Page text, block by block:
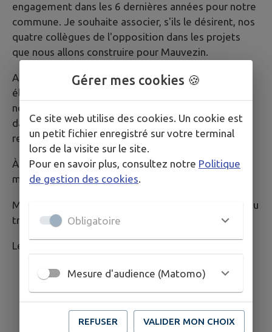
engagement dans les 6 dernières années pour notre
commune. Je souhaite associer, s'ils le désirent, nos
quatre collègues de l'opposition dans les projets
que nous allons construire pour Mauvezin.
Aujourd'hui une nouvelle page s'ouvre, un nouvel
élan est lancé pour Mauvezin. C'est ensemble que
nous réussirons et ferons vivre notre commune,
dans le respect, le dialogue, l'écoute et le sens des
responsabilités.
À présent, je souhaite être le maire de tous les
mauvezinois, accessible à tous.
Merci encore pour votre confiance, et maintenant au
travail pour Mauvezin !
Le Maire, Sébastien HILLOU-LESPES
Gérer mes cookies 🍪
Ce site web utilise des cookies. Un cookie est
un petit fichier enregistré sur votre terminal
lors de la visite sur le site.
Pour en savoir plus, consultez notre Politique
de gestion des cookies.
Obligatoire
Mesure d'audience (Matomo)
REFUSER VALIDER MON CHOIX